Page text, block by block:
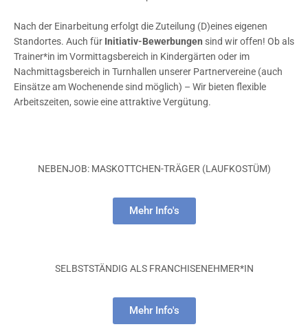
Nach der Einarbeitung erfolgt die Zuteilung (D)eines eigenen
Standortes. Auch für Initiativ-Bewerbungen sind wir offen! Ob als
Trainer*in im Vormittagsbereich in Kindergärten oder im
Nachmittagsbereich in Turnhallen unserer Partnervereine (auch
Einsätze am Wochenende sind möglich) – Wir bieten flexible
Arbeitszeiten, sowie eine attraktive Vergütung.
NEBENJOB: MASKOTTCHEN-TRÄGER (LAUFKOSTÜM)
Mehr Info's
SELBSTSTÄNDIG ALS FRANCHISENEHMER*IN
Mehr Info's